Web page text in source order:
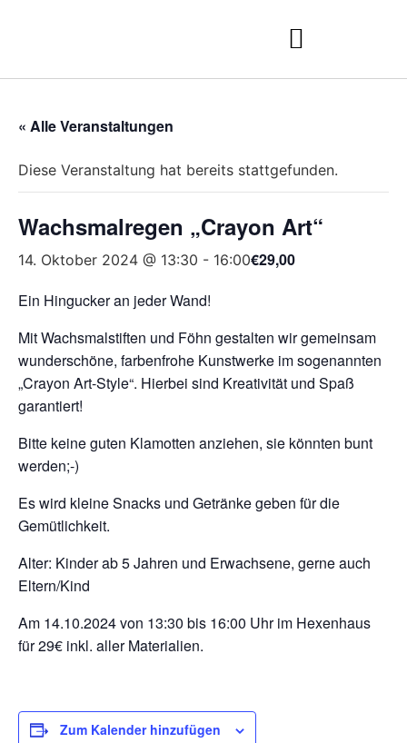
« Alle Veranstaltungen
Diese Veranstaltung hat bereits stattgefunden.
Wachsmalregen „Crayon Art“
14. Oktober 2024 @ 13:30 - 16:00€29,00
Ein Hingucker an jeder Wand!
Mit Wachsmalstiften und Föhn gestalten wir gemeinsam
wunderschöne, farbenfrohe Kunstwerke im sogenannten
„Crayon Art-Style“. Hierbei sind Kreativität und Spaß
garantiert!
Bitte keine guten Klamotten anziehen, sie könnten bunt
werden;-)
Es wird kleine Snacks und Getränke geben für die
Gemütlichkeit.
Alter: Kinder ab 5 Jahren und Erwachsene, gerne auch
Eltern/Kind
Am 14.10.2024 von 13:30 bis 16:00 Uhr im Hexenhaus
für 29€ inkl. aller Materialien.
Zum Kalender hinzufügen